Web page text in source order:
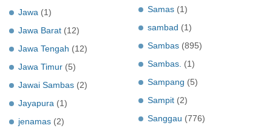
Jawa (1)
Jawa Barat (12)
Jawa Tengah (12)
Jawa Timur (5)
Jawai Sambas (2)
Jayapura (1)
jenamas (2)
Samas (1)
sambad (1)
Sambas (895)
Sambas. (1)
Sampang (5)
Sampit (2)
Sanggau (776)